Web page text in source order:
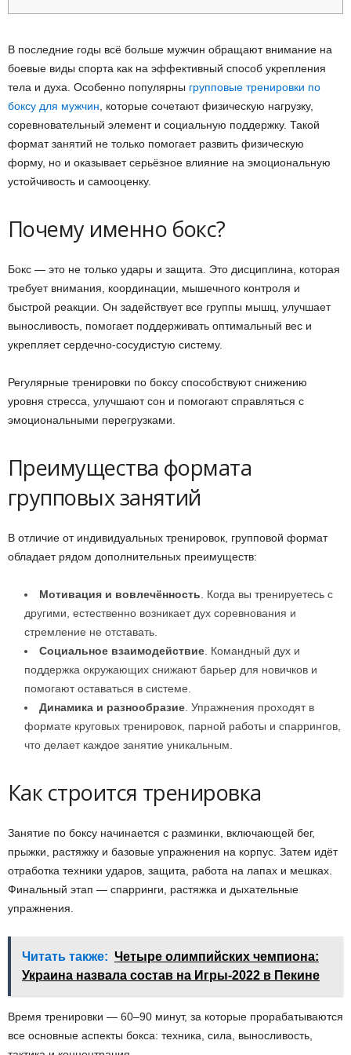
В последние годы всё больше мужчин обращают внимание на
боевые виды спорта как на эффективный способ укрепления
тела и духа. Особенно популярны групповые тренировки по
боксу для мужчин , которые сочетают физическую нагрузку,
соревновательный элемент и социальную поддержку. Такой
формат занятий не только помогает развить физическую
форму, но и оказывает серьёзное влияние на эмоциональную
устойчивость и самооценку.
Почему именно бокс?
Бокс — это не только удары и защита. Это дисциплина, которая
требует внимания, координации, мышечного контроля и
быстрой реакции. Он задействует все группы мышц, улучшает
выносливость, помогает поддерживать оптимальный вес и
укрепляет сердечно-сосудистую систему.
Регулярные тренировки по боксу способствуют снижению
уровня стресса, улучшают сон и помогают справляться с
эмоциональными перегрузками.
Преимущества формата
групповых занятий
В отличие от индивидуальных тренировок, групповой формат
обладает рядом дополнительных преимуществ:
Мотивация и вовлечённость . Когда вы тренируетесь с
другими, естественно возникает дух соревнования и
стремление не отставать.
Социальное взаимодействие . Командный дух и
поддержка окружающих снижают барьер для новичков и
помогают оставаться в системе.
Динамика и разнообразие . Упражнения проходят в
формате круговых тренировок, парной работы и спаррингов,
что делает каждое занятие уникальным.
Как строится тренировка
Занятие по боксу начинается с разминки, включающей бег,
прыжки, растяжку и базовые упражнения на корпус. Затем идёт
отработка техники ударов, защита, работа на лапах и мешках.
Финальный этап — спарринги, растяжка и дыхательные
упражнения.
Читать также: Четыре олимпийских чемпиона:
Украина назвала состав на Игры-2022 в Пекине
Время тренировки — 60–90 минут, за которые прорабатываются
все основные аспекты бокса: техника, сила, выносливость,